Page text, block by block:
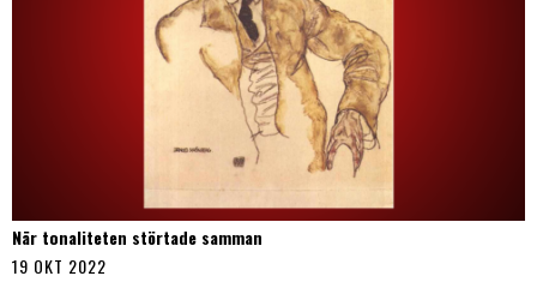
När tonaliteten störtade samman
19 OKT 2022